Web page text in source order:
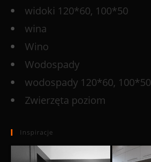
widoki 120*60, 100*50
wina
Wino
Wodospady
wodospady 120*60, 100*50
Zwierzęta poziom
Inspiracje